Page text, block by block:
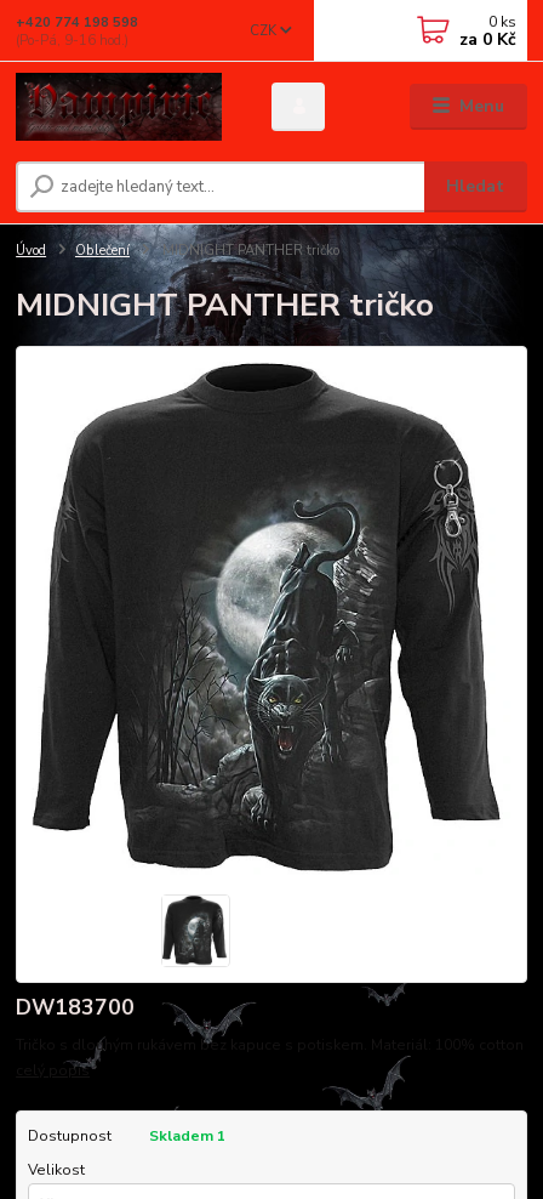
Menu
CZK
Hledat
+420 774 198 598
(Po-Pá, 9-16 hod.)
0 ks
za 0 Kč
Úvod Oblečení MIDNIGHT PANTHER tričko
MIDNIGHT PANTHER tričko
DW183700
Tričko s dlouhým rukávem bez kapuce s potiskem. Materiál: 100% cotton
celý popis
Dostupnost
Skladem 1
Velikost